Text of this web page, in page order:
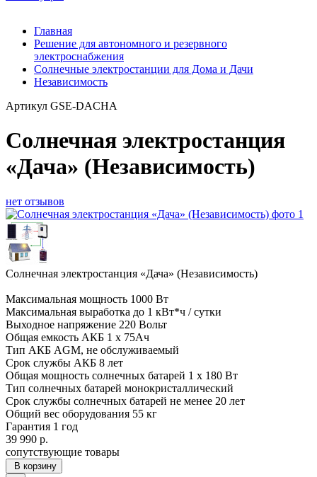
Главная
Решение для автономного и резервного
электроснабжения
Солнечные электростанции для Дома и Дачи
Независимость
Артикул GSE-DACHA
Солнечная электростанция
«Дача» (Независимость)
нет отзывов
Солнечная электростанция «Дача» (Независимость)
Максимальная мощность 1000 Вт
Максимальная выработка до 1 кВт*ч / сутки
Выходное напряжение 220 Вольт
Общая емкость АКБ 1 x 75Ач
Тип АКБ AGM, не обслуживаемый
Срок службы АКБ 8 лет
Общая мощность солнечных батарей 1 x 180 Вт
Тип солнечных батарей монокристаллический
Срок службы солнечных батарей не менее 20 лет
Общий вес оборудования 55 кг
Гарантия 1 год
39 990 р.
сопутствующие товары
В корзину